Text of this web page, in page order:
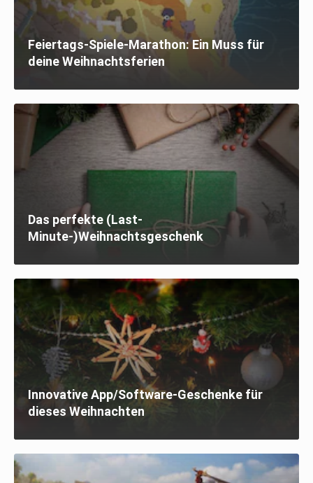
Feiertags-Spiele-Marathon: Ein Muss für
deine Weihnachtsferien
Das perfekte (Last-
Minute-)Weihnachtsgeschenk
Innovative App/Software-Geschenke für
dieses Weihnachten